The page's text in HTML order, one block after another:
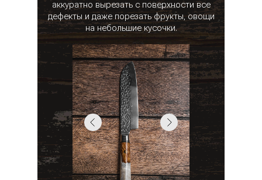
аккуратно вырезать с поверхности все
дефекты и даже порезать фрукты, овощи
на небольшие кусочки.